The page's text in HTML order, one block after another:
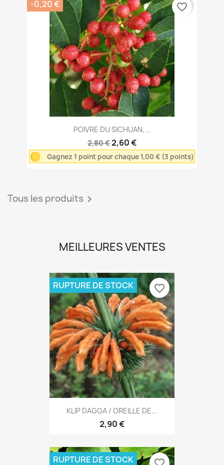
POIVRE DU SICHUAN,...
2,80 €2,60 €
Gagnez 1 point pour chaque 1,00 € (3 points)
-0,20 € favorite_border
Tous les produits 
MEILLEURES VENTES
KLIP DAGGA / OREILLE DE...
2,90 €
RUPTURE DE STOCK favorite_border
RUPTURE DE STOCK